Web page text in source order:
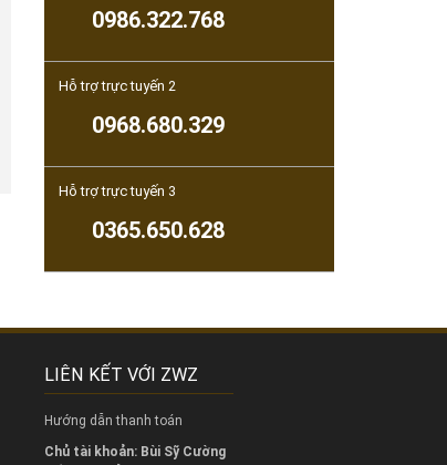
0986.322.768
Hỗ trợ trực tuyến 2
0968.680.329
Hỗ trợ trực tuyến 3
0365.650.628
LIÊN KẾT VỚI ZWZ
Hướng dẫn thanh toán
Chủ tài khoản: Bùi Sỹ Cường